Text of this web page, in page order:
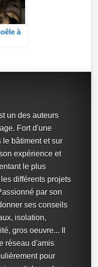
à
un des auteurs
Fort d'une
bâtiment et sur
expérience et
le plus
différents projets
par son
ses conseils
isolation,
gros oeuvre... Il
réseau d'amis
pour